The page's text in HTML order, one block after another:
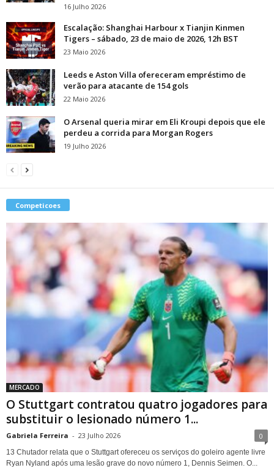
16 Julho 2026
Escalação: Shanghai Harbour x Tianjin Kinmen
Tigers – sábado, 23 de maio de 2026, 12h BST
23 Maio 2026
Leeds e Aston Villa ofereceram empréstimo de
verão para atacante de 154 gols
22 Maio 2026
O Arsenal queria mirar em Eli Kroupi depois que ele
perdeu a corrida para Morgan Rogers
19 Julho 2026
Competicoes
MERCADO
O Stuttgart contratou quatro jogadores para
substituir o lesionado número 1...
Gabriela Ferreira - 23 Julho 2026 0
13 Chutador relata que o Stuttgart ofereceu os serviços do goleiro agente livre
Ryan Nyland após uma lesão grave do novo número 1, Dennis Seimen. O...